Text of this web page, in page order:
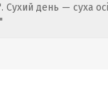
день — суха